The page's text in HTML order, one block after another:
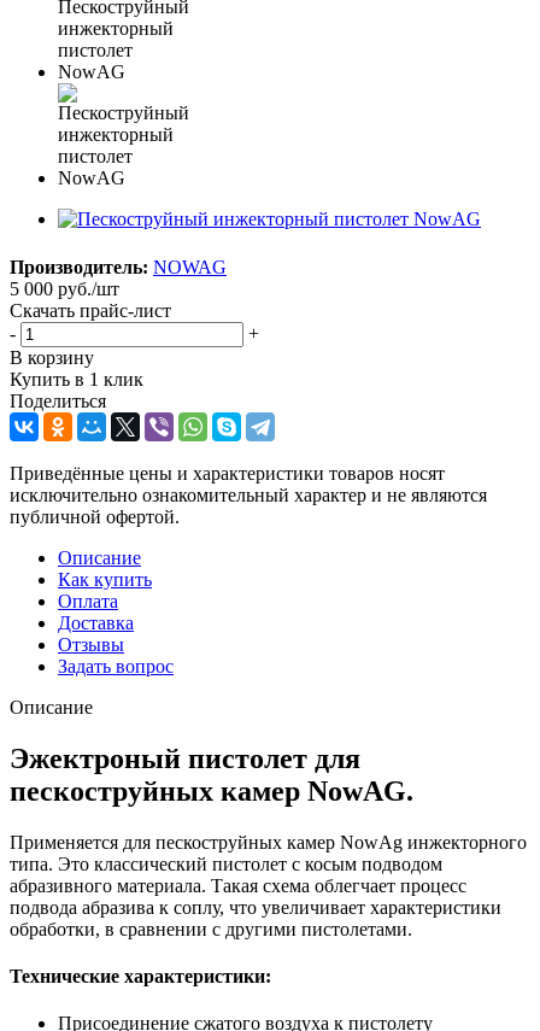
Производитель: NOWAG
5 000 руб./шт
Скачать прайс-лист
-
+
В корзину
Купить в 1 клик
Поделиться
Приведённые цены и характеристики товаров носят
исключительно ознакомительный характер и не являются
публичной офертой.
Описание
Как купить
Оплата
Доставка
Отзывы
Задать вопрос
Описание
Эжектроный пистолет для
пескоструйных камер NowAG.
Применяется для пескоструйных камер NowAg инжекторного
типа. Это классический пистолет с косым подводом
абразивного материала. Такая схема облегчает процесс
подвода абразива к соплу, что увеличивает характеристики
обработки, в сравнении с другими пистолетами.
Технические характеристики:
Присоединение сжатого воздуха к пистолету